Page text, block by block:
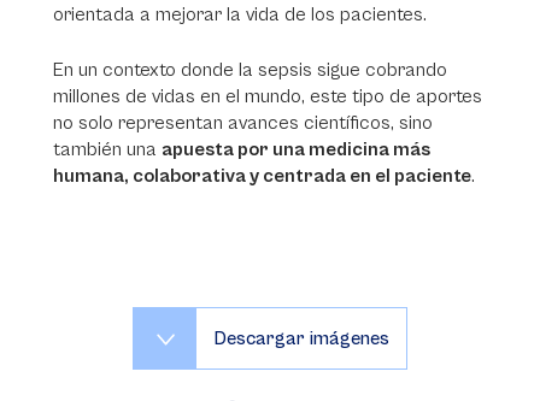
orientada a mejorar la vida de los pacientes.
En un contexto donde la sepsis sigue cobrando
millones de vidas en el mundo, este tipo de aportes
no solo representan avances científicos, sino
también una apuesta por una medicina más
humana, colaborativa y centrada en el paciente.
Descargar imágenes